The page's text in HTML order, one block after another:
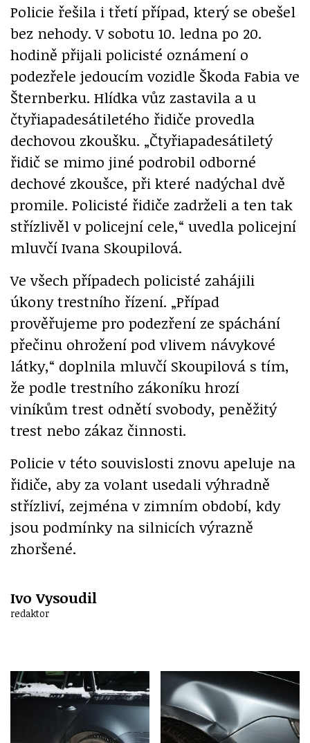
Policie řešila i třetí případ, který se obešel
bez nehody. V sobotu 10. ledna po 20.
hodině přijali policisté oznámení o
podezřele jedoucím vozidle Škoda Fabia ve
Šternberku. Hlídka vůz zastavila a u
čtyřiapadesátiletého řidiče provedla
dechovou zkoušku. „Čtyřiapadesátiletý
řidič se mimo jiné podrobil odborné
dechové zkoušce, při které nadýchal dvě
promile. Policisté řidiče zadrželi a ten tak
střízlivěl v policejní cele,“ uvedla policejní
mluvčí Ivana Skoupilová.
Ve všech případech policisté zahájili
úkony trestního řízení. „Případ
prověřujeme pro podezření ze spáchání
přečinu ohrožení pod vlivem návykové
látky,“ doplnila mluvčí Skoupilová s tím,
že podle trestního zákoníku hrozí
viníkům trest odnětí svobody, peněžitý
trest nebo zákaz činnosti.
Policie v této souvislosti znovu apeluje na
řidiče, aby za volant usedali výhradně
střízliví, zejména v zimním období, kdy
jsou podmínky na silnicích výrazně
zhoršené.
Ivo Vysoudil
redaktor